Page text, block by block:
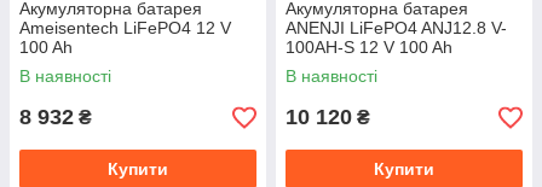
Акумуляторна батарея
Ameisentech LiFePO4 12 V
100 Ah
В наявності
8 932 ₴
Купити
Акумуляторна батарея
ANENJI LiFePO4 ANJ12.8 V-
100AH-S 12 V 100 Ah
BLUETOOTH
В наявності
10 120 ₴
Купити